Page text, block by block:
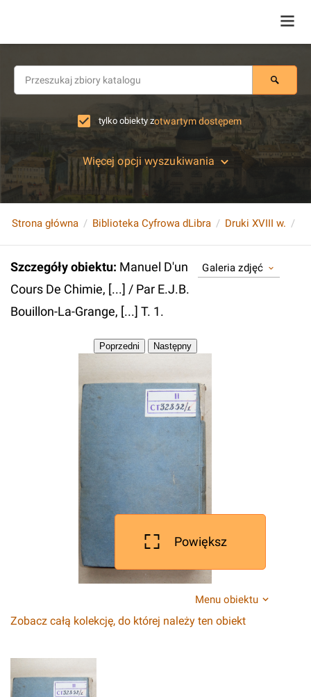
tylko obiekty zotwartym dostępem
Więcej opcji wyszukiwania
Strona główna Biblioteka Cyfrowa dLibra Druki XVIII w.
Szczegóły obiektu: Manuel D'un
Cours De Chimie, [...] / Par E.J.B.
Bouillon-La-Grange, [...] T. 1.
Galeria zdjęć
Powiększ
Menu obiektu
Zobacz całą kolekcję, do której należy ten obiekt